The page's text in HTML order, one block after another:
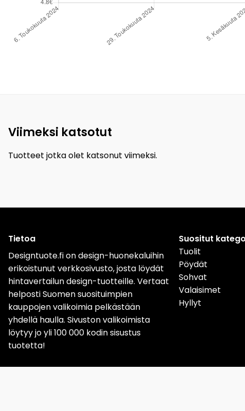
Viimeksi katsotut
Tuotteet jotka olet katsonut viimeksi.
Tietoa
Designtuote.fi on design-huonekaluihin
erikoistunut verkkosivusto, josta löydät
hintavertailun design-tuotteille. Vertaat
helposti Suomen suosituimpien
kauppojen valikoimia pelkästään
yhdellä haulla. Sivuston valikoimista
löytyy jo yli 100 000 kodin sisustus
tuotetta!
Suositut
Tuolit
Pöydät
Sohvat
Valaisimet
Hyllyt